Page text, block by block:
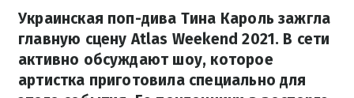
Украинская поп-дива Тина Кароль зажгла
главную сцену Atlas Weekend 2021. В сети
активно обсуждают шоу, которое
артистка приготовила специально для